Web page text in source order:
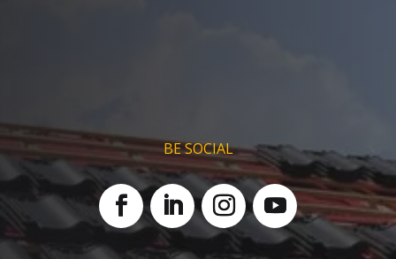
BE SOCIAL